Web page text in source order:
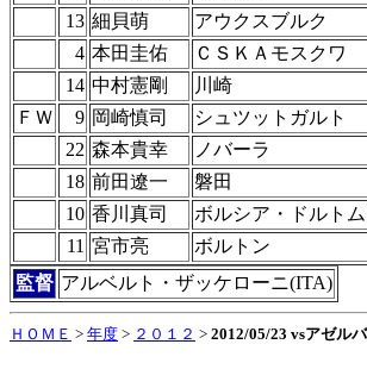
13 細貝萌 アウクスブルク
4 本田圭佑 ＣＳＫＡモスクワ
14 中村憲剛 川崎
ＦＷ
9 岡崎慎司 シュツットガルト
22 森本貴幸 ノバーラ
18 前田遼一 磐田
10 香川真司 ボルシア・ドルトム
11 宮市亮 ボルトン
監督 アルベルト・ザッケローニ(ITA)
ＨＯＭＥ > 年度 > ２０１２ > 2012/05/23 vsアゼル